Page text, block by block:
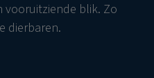
vooruitziende blik. Zo
dierbaren.